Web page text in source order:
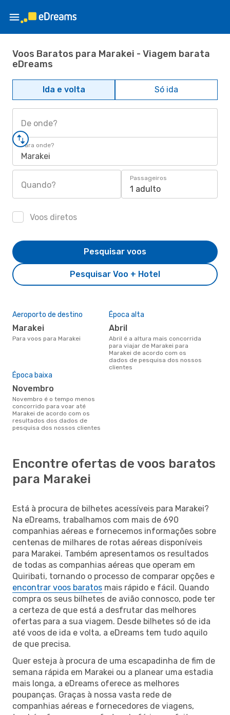
Voos Baratos para Marakei - Viagem barata
eDreams
Ida e volta Só ida
De onde?
Para onde?
Marakei
Quando?
Passageiros
1 adulto
Voos diretos
Pesquisar Voo + Hotel
Pesquisar voos
Aeroporto de destino
Marakei
Para voos para Marakei
Época alta
abril
abril é a altura mais concorrida
para viajar de Marakei para
Marakei de acordo com os
dados de pesquisa dos nossos
clientes
Época baixa
novembro
novembro é o tempo menos
concorrido para voar até
Marakei de acordo com os
resultados dos dados de
pesquisa dos nossos clientes
Encontre ofertas de voos baratos
para Marakei
Está à procura de bilhetes acessíveis para Marakei?
Na eDreams, trabalhamos com mais de 690
companhias aéreas e fornecemos informações sobre
centenas de milhares de rotas aéreas disponíveis
para Marakei. Também apresentamos os resultados
de todas as companhias aéreas que operam em
Quiribati, tornando o processo de comparar opções e
encontrar voos baratos mais rápido e fácil. Quando
compra os seus bilhetes de avião connosco, pode ter
a certeza de que está a desfrutar das melhores
ofertas para a sua viagem. Desde bilhetes só de ida
até voos de ida e volta, a eDreams tem tudo aquilo
de que precisa.
Quer esteja à procura de uma escapadinha de fim de
semana rápida em Marakei ou a planear uma estadia
mais longa, a eDreams oferece as melhores
poupanças. Graças à nossa vasta rede de
companhias aéreas e fornecedores de viagens,